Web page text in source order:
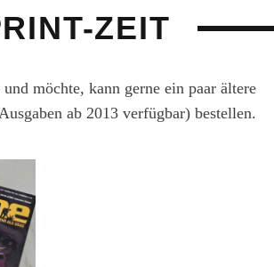
ZEIT
möchte, kann gerne ein paar ältere
ab 2013 verfügbar) bestellen.